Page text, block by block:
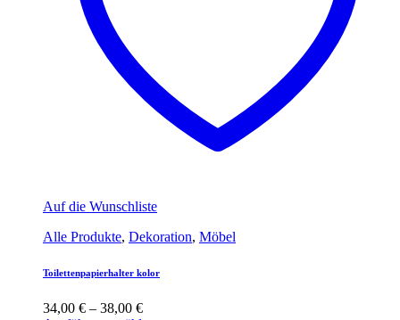
Auf die Wunschliste
Alle Produkte, Dekoration, Möbel
Toilettenpapierhalter kolor
34,00 € – 38,00 €